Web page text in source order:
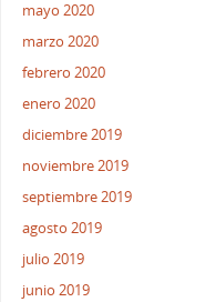
mayo 2020
marzo 2020
febrero 2020
enero 2020
diciembre 2019
noviembre 2019
septiembre 2019
agosto 2019
julio 2019
junio 2019